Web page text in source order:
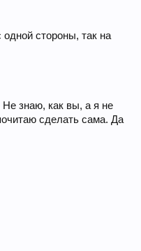
стороны, так на
Не знаю, как вы, а я не
сделать сама. Да